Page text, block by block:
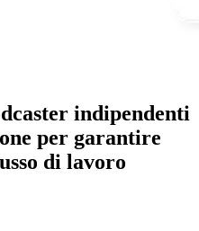
indipendenti
per garantire
di lavoro